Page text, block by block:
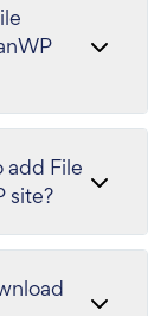
add File
site?